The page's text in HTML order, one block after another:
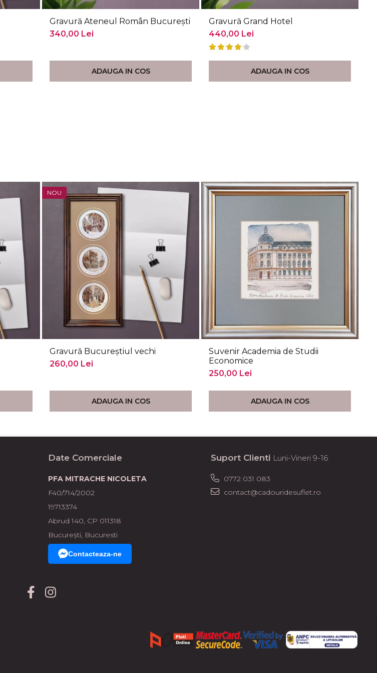
Gravură Ateneul Român București
340,00 Lei
ADAUGA IN COS
Gravură Grand Hotel
440,00 Lei
ADAUGA IN COS
NOU
Gravură Bucureștiul vechi
260,00 Lei
ADAUGA IN COS
Suvenir Academia de Studii
Economice
250,00 Lei
ADAUGA IN COS
Date Comerciale
PFA MITRACHE NICOLETA
F40/714/2002
19713374
Abrud 140, CP 011318
București, Bucuresti
Contacteaza-ne
Suport Clienti Luni-Vineri 9-16
0772 031 083
contact@cadouridesuflet.ro